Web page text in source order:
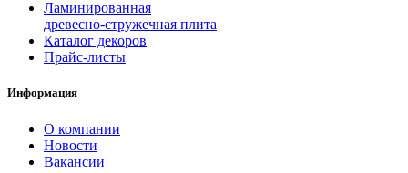
Ламинированная
древесно-стружечная плита
Каталог декоров
Прайс-листы
Информация
О компании
Новости
Вакансии